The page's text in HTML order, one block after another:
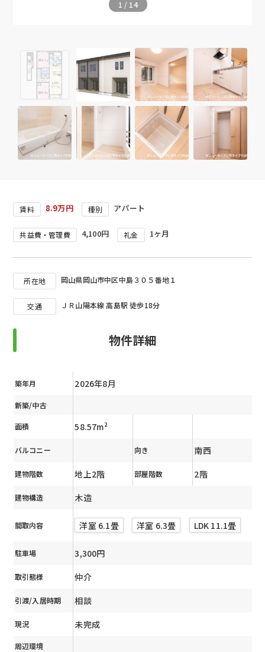
1 / 14
賃料 8.9万円 種別 アパート
共益費・管理費 4,100円 礼金 1ヶ月
所在地 岡山県岡山市中区中島３０５番地１
交通 ＪＲ山陽本線 高島駅 徒歩18分
物件詳細
築年月 2026年8月
新築/中古
面積 58.57m²
バルコニー 向き 南西
建物階数 地上2階 部屋階数 2階
建物構造 木造
間取内容 洋室 6.1畳 洋室 6.3畳 LDK 11.1畳
駐車場 3,300円
取引態様 仲介
引渡/入居時期 相談
現況 未完成
周辺環境